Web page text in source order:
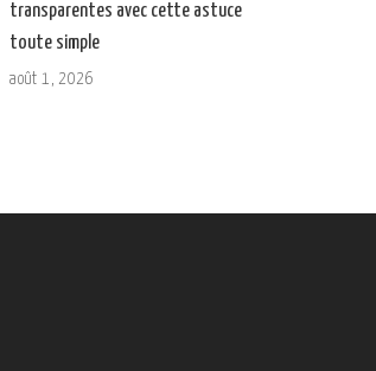
transparentes avec cette astuce
toute simple
août 1, 2026